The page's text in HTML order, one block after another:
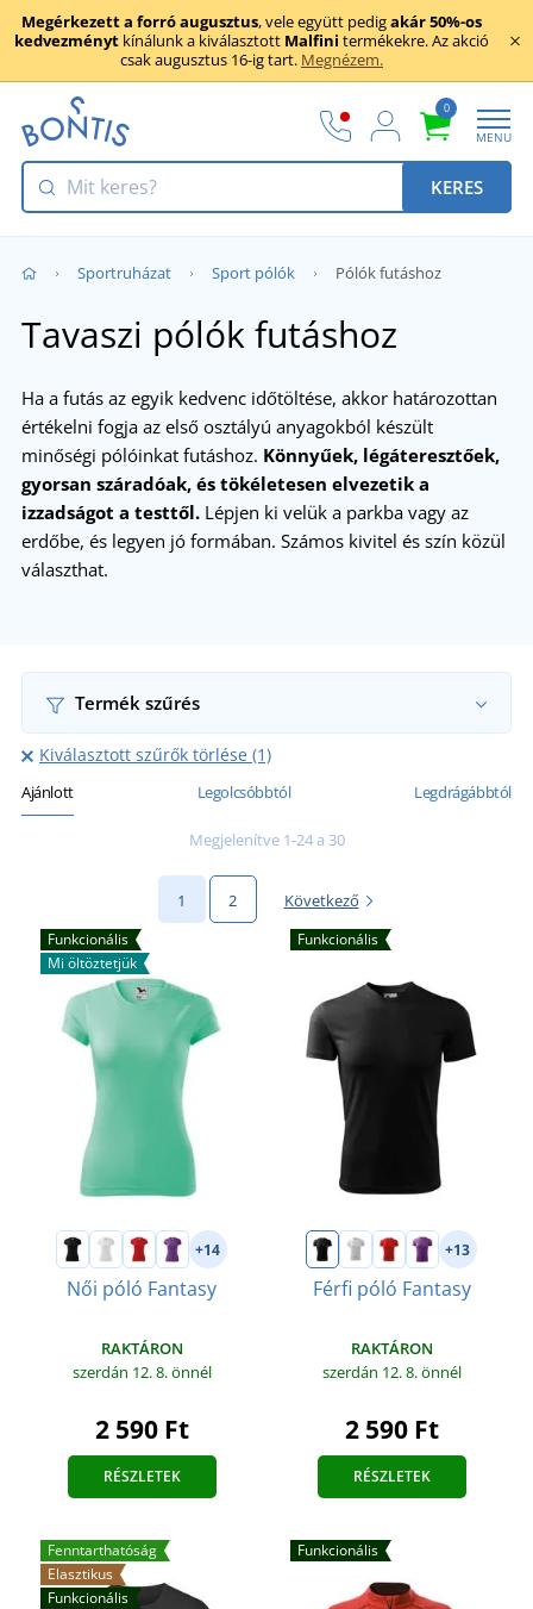
Megérkezett a forró augusztus, vele együtt pedigakár 50%-os
kedvezményt kínálunk a kiválasztott Malfini termékekre. Az akció
csak augusztus 16-ig tart. Megnézem.
0
MENU
KERES
Sportruházat Sport pólók Pólók futáshoz
Tavaszi pólók futáshoz
Ha a futás az egyik kedvenc időtöltése, akkor határozottan
értékelni fogja az első osztályú anyagokból készült
minőségi pólóinkat futáshoz. Könnyűek, légáteresztőek,
gyorsan száradóak, és tökéletesen elvezetik a
izzadságot a testtől. Lépjen ki velük a parkba vagy az
erdőbe, és legyen jó formában. Számos kivitel és szín közül
választhat.
Termék szűrés
Kiválasztott szűrők törlése (1)
Ajánlott Legolcsóbbtól Legdrágábbtól
Megjelenítve 1-24 a 30
1 2 Következő
Funkcionális
Mi öltöztetjük
+14
Női póló Fantasy
RAKTÁRON
szerdán 12. 8.önnél
2 590 Ft
RÉSZLETEK
Funkcionális
+13
Férfi póló Fantasy
RAKTÁRON
szerdán 12. 8.önnél
2 590 Ft
RÉSZLETEK
Fenntarthatóság
Elasztikus
Funkcionális
Funkcionális